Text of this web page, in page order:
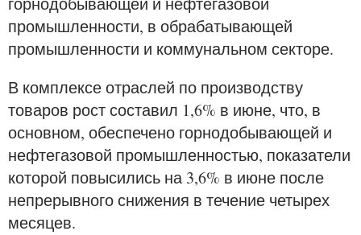
промышленности, в обрабатывающей
промышленности и коммунальном секторе.
В комплексе отраслей по производству
товаров рост составил 1,6% в июне, что, в
основном, обеспечено горнодобывающей и
нефтегазовой промышленностью, показатели
которой повысились на 3,6% в июне после
непрерывного снижения в течение четырех
месяцев.